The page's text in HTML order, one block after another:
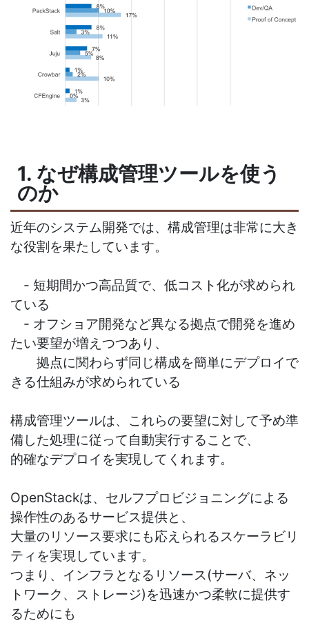
1. なぜ構成管理ツールを使う
のか
近年のシステム開発では、構成管理は非常に大き
な役割を果たしています。
- 短期間かつ高品質で、低コスト化が求められ
ている
- オフショア開発など異なる拠点で開発を進め
たい要望が増えつつあり、
拠点に関わらず同じ構成を簡単にデプロイで
きる仕組みが求められている
構成管理ツールは、これらの要望に対して予め準
備した処理に従って自動実行することで、
的確なデプロイを実現してくれます。
OpenStackは、セルフプロビジョニングによる
操作性のあるサービス提供と、
大量のリソース要求にも応えられるスケーラビリ
ティを実現しています。
つまり、インフラとなるリソース(サーバ、ネッ
トワーク、ストレージ)を迅速かつ柔軟に提供す
るためにも